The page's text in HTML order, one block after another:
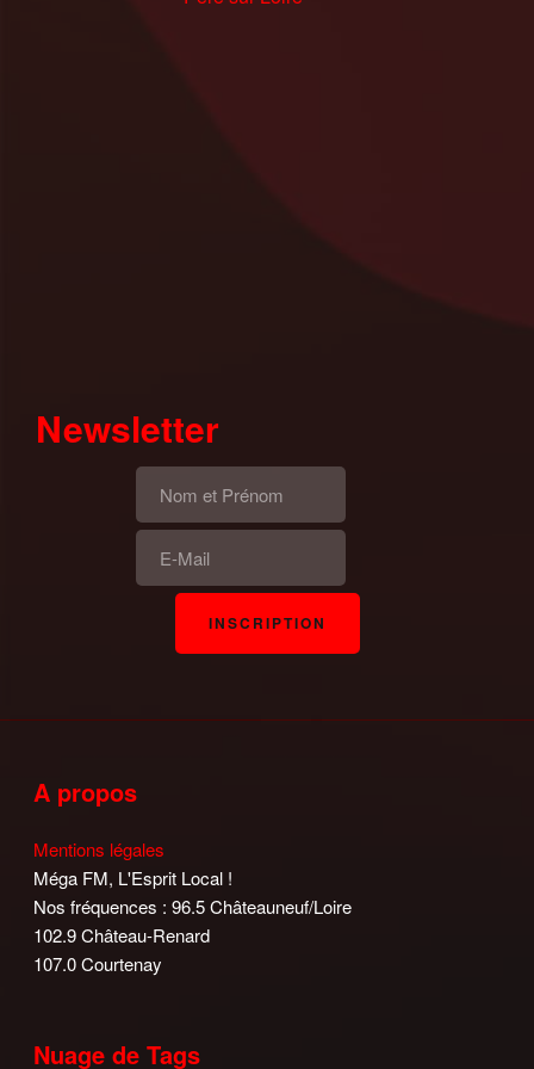
Newsletter
A propos
Mentions légales
Méga FM, L'Esprit Local !
Nos fréquences : 96.5 Châteauneuf/Loire
102.9 Château-Renard
107.0 Courtenay
Nuage de Tags